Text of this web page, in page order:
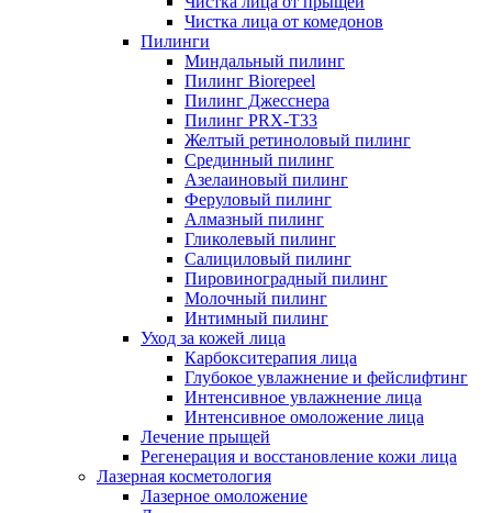
Чистка лица от комедонов
Пилинги
Миндальный пилинг
Пилинг Biorepeel
Пилинг Джесснера
Пилинг PRX-T33
Желтый ретиноловый пилинг
Срединный пилинг
Азелаиновый пилинг
Феруловый пилинг
Алмазный пилинг
Гликолевый пилинг
Салициловый пилинг
Пировиноградный пилинг
Молочный пилинг
Интимный пилинг
Уход за кожей лица
Карбокситерапия лица
Глубокое увлажнение и фейслифтинг
Интенсивное увлажнение лица
Интенсивное омоложение лица
Лечение прыщей
Регенерация и восстановление кожи лица
Лазерная косметология
Лазерное омоложение